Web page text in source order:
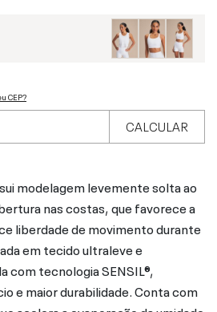
CEP?
CALCULAR
modelagem levemente solta ao
nas costas, que favorece a
liberdade de movimento durante
em tecido ultraleve e
com tecnologia SENSIL®,
e maior durabilidade. Conta com